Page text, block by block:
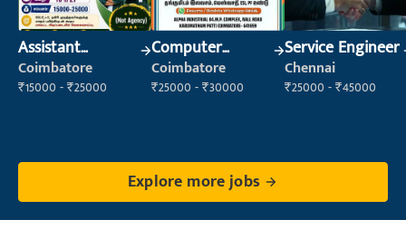
Assistant
Manager
Coimbatore
₹15000 - ₹25000
Computer
Operator
Coimbatore
₹25000 - ₹30000
Service Engineer
Chennai
₹25000 - ₹45000
Explore more jobs